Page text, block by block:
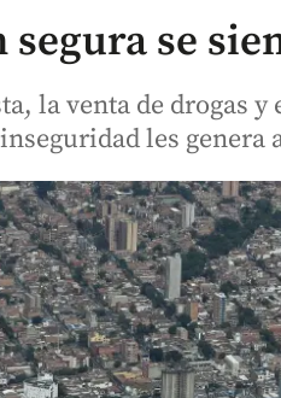
segura se
la venta de drogas
les genera